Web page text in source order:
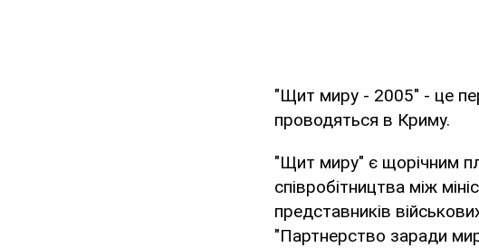
"Щит миру - 2005" - це
проводяться в Криму.
"Щит миру" є щорічним
співробітництва між
представників
"Партнерство заради